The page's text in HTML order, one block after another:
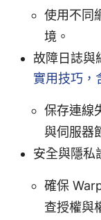
使用不同
境。
故障日誌與
實用技巧，
保存連線
與伺服器
安全與隱私
確保
查授權與